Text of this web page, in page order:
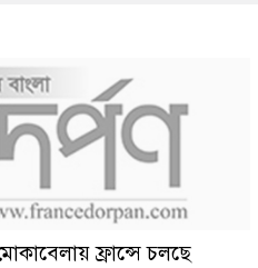
ফ্রান্সে চলছে